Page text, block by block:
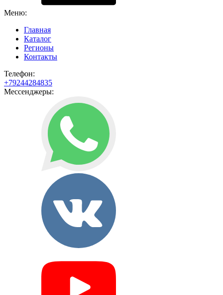
Меню:
Главная
Каталог
Регионы
Контакты
Телефон:
+79244284835
Мессенджеры: